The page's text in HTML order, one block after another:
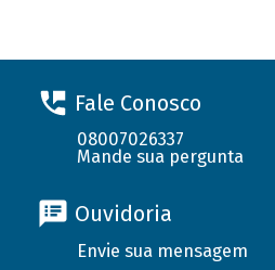
Fale Conosco
08007026337
Mande sua pergunta
Ouvidoria
Envie sua mensagem